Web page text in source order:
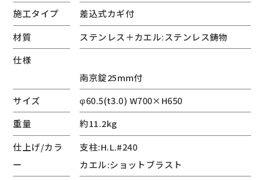
施工タイプ
差込式カギ付
材質
ステンレス＋カエル:ステンレス鋳物
仕様
南京錠25mm付
サイズ
φ60.5(t3.0) W700×H650
重量
約11.2kg
仕上げ/カラ
ー
支柱:H.L.#240
カエル:ショットブラスト